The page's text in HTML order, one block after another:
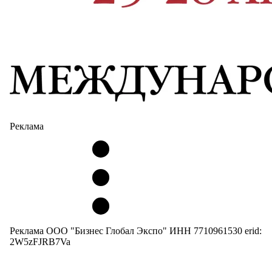
Реклама
Реклама ООО "Бизнес Глобал Экспо" ИНН 7710961530 erid:
2W5zFJRB7Va